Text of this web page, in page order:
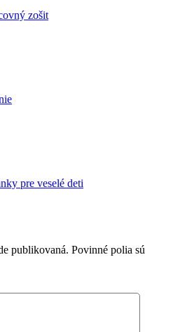
zošit
pre veselé deti
publikovaná. Povinné polia sú